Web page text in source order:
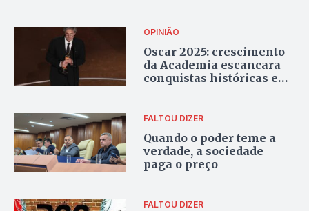
OPINIÃO
Oscar 2025: crescimento
da Academia escancara
conquistas históricas e
FALTOU DIZER
Quando o poder teme a
verdade, a sociedade
paga o preço
FALTOU DIZER